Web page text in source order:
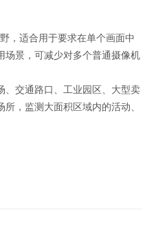
，适合用于要求在单个画面中
场景，可减少对多个普通摄像机
、交通路口、工业园区、大型卖
，监测大面积区域内的活动、